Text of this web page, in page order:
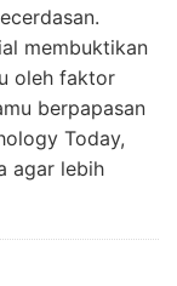
membuktikan
oleh faktor
berpapasan
Today,
agar lebih